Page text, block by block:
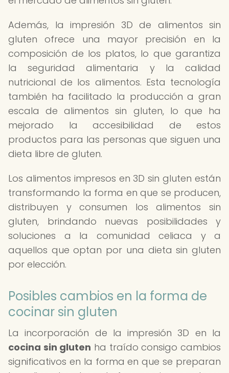
Además, la impresión 3D de alimentos sin
gluten ofrece una mayor precisión en la
composición de los platos, lo que garantiza
la seguridad alimentaria y la calidad
nutricional de los alimentos. Esta tecnología
también ha facilitado la producción a gran
escala de alimentos sin gluten, lo que ha
mejorado la accesibilidad de estos
productos para las personas que siguen una
dieta libre de gluten.
Los alimentos impresos en 3D sin gluten están
transformando la forma en que se producen,
distribuyen y consumen los alimentos sin
gluten, brindando nuevas posibilidades y
soluciones a la comunidad celiaca y a
aquellos que optan por una dieta sin gluten
por elección.
Posibles cambios en la forma de
cocinar sin gluten
La incorporación de la impresión 3D en la
cocina sin gluten ha traído consigo cambios
significativos en la forma en que se preparan